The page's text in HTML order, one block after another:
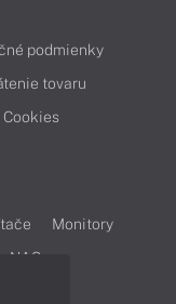
podmienky
tovaru
Cookies
Monitory
NAS